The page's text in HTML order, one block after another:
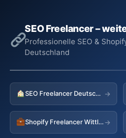
SEO Freelancer –
Professionelle SEO &
Deutschland
SEO Freelancer Deutschland →
Shopify Freelancer Wittlich→